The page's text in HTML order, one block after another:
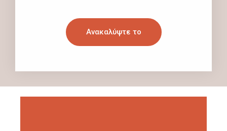
Ανακαλύψτε το